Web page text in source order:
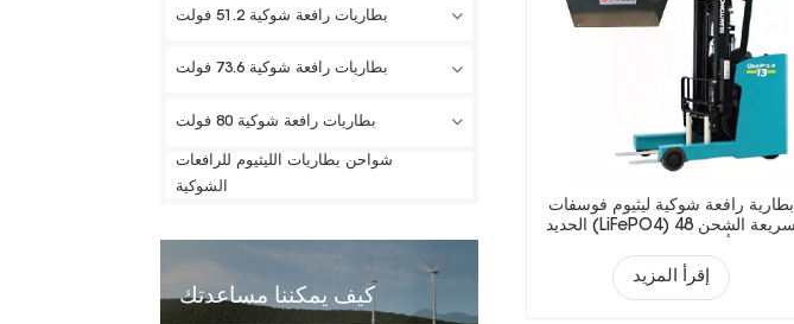
بطاريات رافعة شوكية 51.2 فولت
بطاريات رافعة شوكية 73.6 فولت
بطاريات رافعة شوكية 80 فولت
شواحن بطاريات الليثيوم للرافعات
الشوكية
كيف يمكننا مساعدتك
بطارية رافعة شوكية ليثيوم فوسفات
الحديد (LiFePO4) سريعة الشحن 48
الورديات
إقرأ المزيد